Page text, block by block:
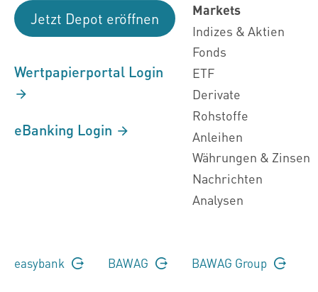
Jetzt Depot eröffnen
Wertpapierportal Login
eBanking Login
Markets
Indizes & Aktien
Fonds
ETF
Derivate
Rohstoffe
Anleihen
Währungen & Zinsen
Nachrichten
Analysen
easybank BAWAG BAWAG Group